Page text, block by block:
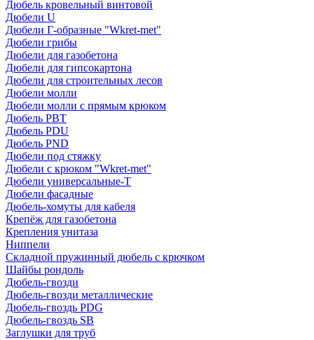
Дюбель кровельный винтовой
Дюбели U
Дюбели Г-образные "Wkret-met"
Дюбели грибы
Дюбели для газобетона
Дюбели для гипсокартона
Дюбели для строительных лесов
Дюбели молли
Дюбели молли с прямым крюком
Дюбель PBT
Дюбель PDU
Дюбель PND
Дюбели под стяжку
Дюбели с крюком "Wkret-met"
Дюбели универсальные-Т
Дюбели фасадные
Дюбель-хомуты для кабеля
Крепёж для газобетона
Крепления унитаза
Ниппели
Складной пружинный дюбель с крючком
Шайбы рондоль
Дюбель-гвозди
Дюбель-гвозди металлические
Дюбель-гвоздь PDG
Дюбель-гвоздь SB
Заглушки для труб